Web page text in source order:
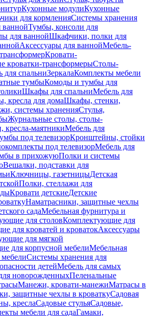
Кухонные модулиКухонные
для кормленияСистемы хранения
ваннойТумбы, консоли для
для ваннойШкафчики, полки для
Аксессуары для ваннойМебель-
Кровати-
кроватки-трансформерыСтолы-
для спальниЗеркалаКомплекты мебели
тумбыКомоды и тумбы для
Шкафы для спальниМебель для
кресла для домаШкафы, стенки,
системы храненияСтулья,
Журнальные столы, столы-
кресла-маятникиМебель для
под телевизорКронштейны, стойки
под телевизорМебель для
в прихожуюПолки и системы
Вешалки, подставки для
Ключницы, газетницыДетская
Полки, стеллажи для
Кровати детскиеДетские
Наматрасники, защитные чехлы
садаМебельная фурнитура и
для столовКомплектующие для
для кроватей и кроватокАксессуары
для мягкой
для корпусной мебелиМебельная
Системы хранения для
детейМебель для самых
новорожденныхПеленальные
Манежи, кровати-манежиМатрасы в
защитные чехлы в кроваткуСадовая
креслаСадовые стульяСадовые,
мебели для садаГамаки,